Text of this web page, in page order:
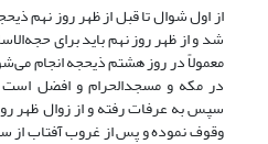
از اول شوال تا قبل از ظهر روز نهم
شد و از ظهر روز نهم باید برای
معمولاً در روز هشتم ذیحجه انجام
در مکه و مسجدالحرام و افضل
سپس به عرفات رفته و از زوال ظهر
وقوف نموده و پس از غروب آفتاب از